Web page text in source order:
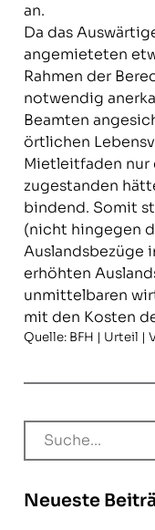
an.
Da das
angemieteten
Rahmen der
notwendig
Beamten
örtlichen
Mietleitfaden nur
zugestanden
bindend. Somit
(nicht hingegen
Auslandsbezüge
erhöhten
unmittelbaren
mit den Kosten
Quelle: BFH | Urteil |
Neueste